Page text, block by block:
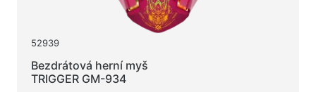
Čtečky karet a rozbočovače USB
Kabely audio/video
Přechody a adaptéry
52939
Bezdrátová herní myš
TRIGGER GM-934